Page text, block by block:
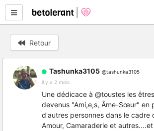
Retour
Tashunka3105 @tashunka3105
il y a 2 mois
Une dédicace à @toustes les
devenus "Ami,e,s, Âme-Sœur" en
d'autres personnes dans le cadre
Amour, Camaraderie et